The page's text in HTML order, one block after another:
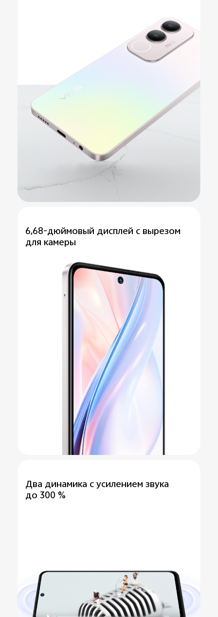
6,68-дюймовый дисплей с вырезом
для камеры
Два динамика сусилением звука
до 300 %